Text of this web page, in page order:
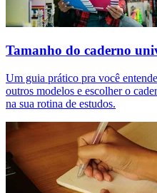
Tamanho do caderno
Um guia prático pra você
outros modelos e escolher o
na sua rotina de estudos.